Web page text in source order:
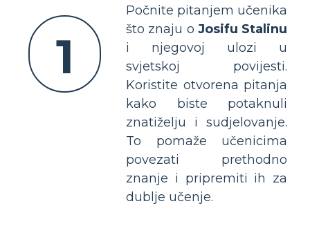
1
Počnite pitanjem učenika
što znaju o Josifu Stalinu
i njegovoj ulozi u
svjetskoj povijesti.
Koristite otvorena pitanja
kako biste potaknuli
znatiželju i sudjelovanje.
To pomaže učenicima
povezati prethodno
znanje i pripremiti ih za
dublje učenje.